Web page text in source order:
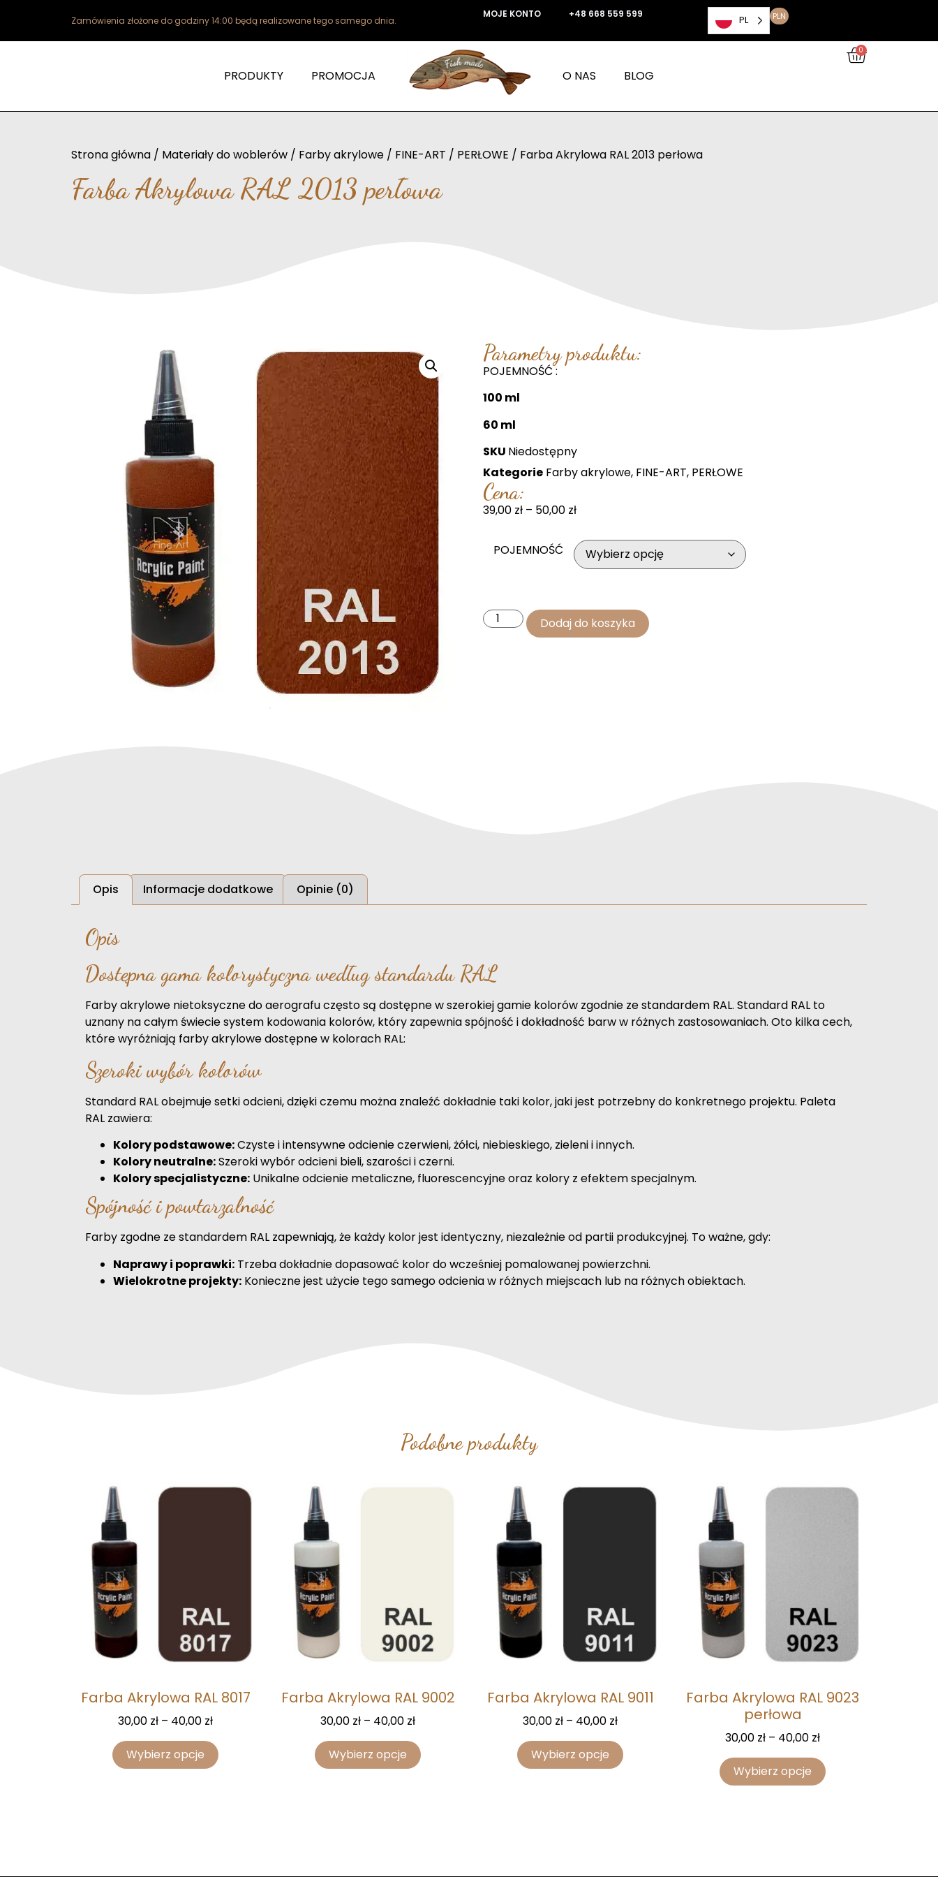
Zamówienia złożone do godziny 14:00 będą realizowane tego samego dnia.
MOJE KONTO +48 668 559 599 PL PLN
PRODUKTY PROMOCJA O NAS BLOG
0
Strona główna / Materiały do woblerów / Farby akrylowe / FINE-ART / PERŁOWE / Farba Akrylowa RAL 2013 perłowa
Farba Akrylowa RAL 2013 perłowa
Parametry produktu:
POJEMNOŚĆ :
100 ml
60 ml
SKU Niedostępny
Kategorie Farby akrylowe, FINE-ART, PERŁOWE
Cena:
39,00 zł – 50,00 zł
POJEMNOŚĆ
Dodaj do koszyka
Opis Informacje dodatkowe Opinie (0)
Opis
Dostępna gama kolorystyczna według standardu RAL
Farby akrylowe nietoksyczne do aerografu często są dostępne w szerokiej gamie kolorów zgodnie ze standardem RAL. Standard RAL to
uznany na całym świecie system kodowania kolorów, który zapewnia spójność i dokładność barw w różnych zastosowaniach. Oto kilka cech,
które wyróżniają farby akrylowe dostępne w kolorach RAL:
Szeroki wybór kolorów
Standard RAL obejmuje setki odcieni, dzięki czemu można znaleźć dokładnie taki kolor, jaki jest potrzebny do konkretnego projektu. Paleta
RAL zawiera:
Kolory podstawowe:Czyste i intensywne odcienie czerwieni, żółci, niebieskiego, zieleni i innych.
Kolory neutralne:Szeroki wybór odcieni bieli, szarości i czerni.
Kolory specjalistyczne: Unikalne odcienie metaliczne, fluorescencyjne oraz kolory z efektem specjalnym.
Spójność i powtarzalność
Farby zgodne ze standardem RAL zapewniają, że każdy kolor jest identyczny, niezależnie od partii produkcyjnej. To ważne, gdy:
Naprawy i poprawki: Trzeba dokładnie dopasować kolor do wcześniej pomalowanej powierzchni.
Wielokrotne projekty: Konieczne jest użycie tego samego odcienia w różnych miejscach lub na różnych obiektach.
Podobne produkty
Farba Akrylowa RAL 8017
30,00 zł – 40,00 zł
Wybierz opcje
Farba Akrylowa RAL 9002
30,00 zł – 40,00 zł
Wybierz opcje
Farba Akrylowa RAL 9011
30,00 zł – 40,00 zł
Wybierz opcje
Farba Akrylowa RAL 9023
perłowa
30,00 zł – 40,00 zł
Wybierz opcje